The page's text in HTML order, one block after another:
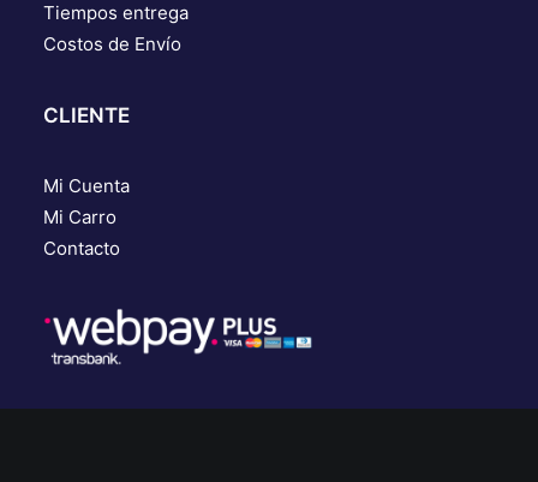
Tiempos entrega
Costos de Envío
CLIENTE
Mi Cuenta
Mi Carro
Contacto